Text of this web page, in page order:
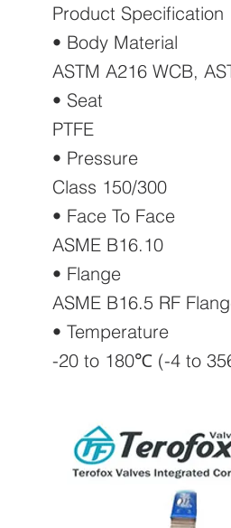
Product Specification
• Body Material
ASTM A216 WCB,
• Seat
PTFE
• Pressure
Class 150/300
• Face To Face
ASME B16.10
• Flange
ASME B16.5 RF
• Temperature
-20 to 180℃ (-4 to